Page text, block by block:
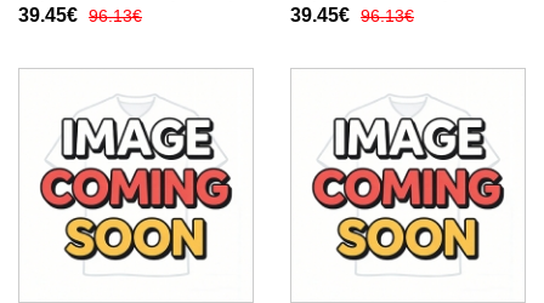
deti 2025-26 Krátky Rukáv (+
39.45€ 96.13€
pre deti 2025-26 Krátky
39.45€ 96.13€